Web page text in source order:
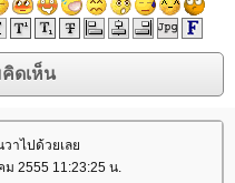
วาไปด้วยเล
2555 11:23:25 น.